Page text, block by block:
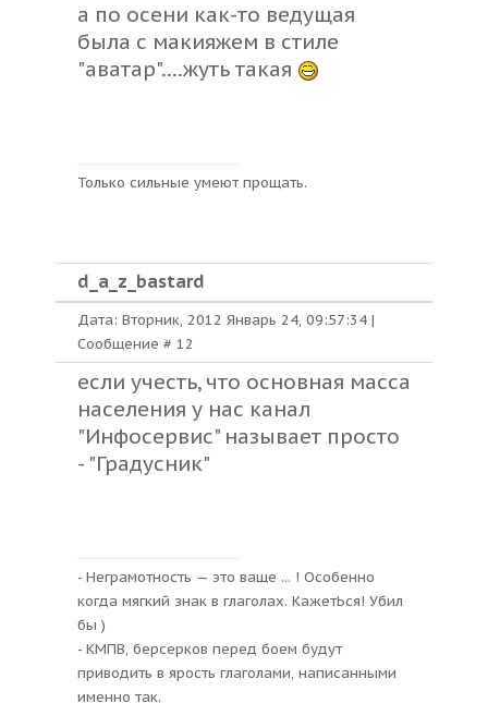
а по осени как-то ведущая
была с макияжем в стиле
"аватар"....жуть такая
Только сильные умеют прощать.
d_a_z_bastard
Дата: Вторник, 2012 Январь 24, 09:57:34 |
Сообщение # 12
если учесть, что основная масса
населения у нас канал
"Инфосервис" называет просто
- "Градусник"
- Неграмотность — это ваще ... ! Особенно
когда мягкий знак в глаголах. КажетЬся! Убил
бы )
- КМПВ, берсерков перед боем будут
приводить в ярость глаголами, написанными
именно так.